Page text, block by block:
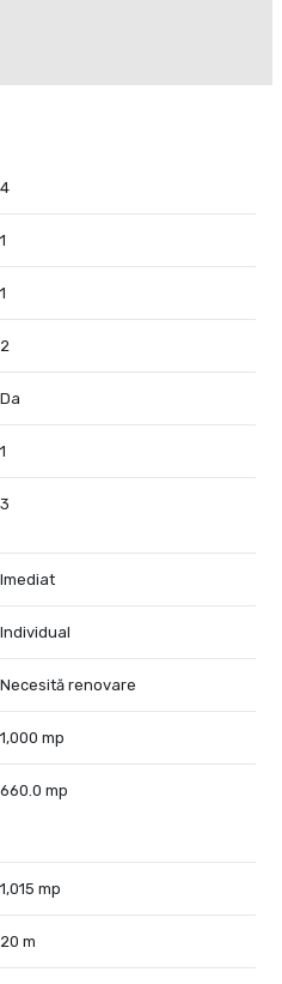
4
1
1
2
Da
1
3
Imediat
Individual
Necesită renovare
1,000 mp
660.0 mp
1,015 mp
20 m